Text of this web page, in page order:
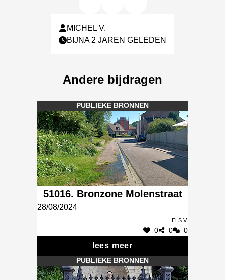
MICHEL V.
BIJNA 2 JAREN GELEDEN
Andere bijdragen
PUBLIEKE BRONNEN
51016. Bronzone Molenstraat
28/08/2024
Els V.
0 0 0
lees meer
PUBLIEKE BRONNEN